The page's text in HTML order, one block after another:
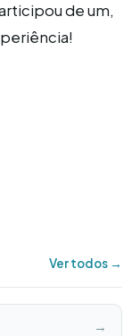
de um,
Ver todos →
→